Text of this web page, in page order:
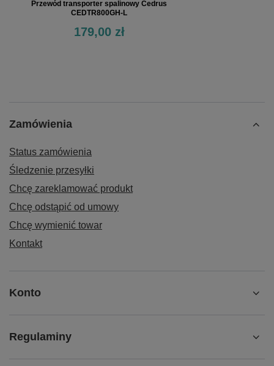
Przewód transporter spalinowy Cedrus
CEDTR800GH-L
179,00 zł
Zamówienia
Status zamówienia
Śledzenie przesyłki
Chcę zareklamować produkt
Chcę odstąpić od umowy
Chcę wymienić towar
Kontakt
Konto
Regulaminy